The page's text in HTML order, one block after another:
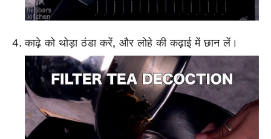
काढ़े को थोड़ा ठंडा करें, और लोहे की कढ़ाई में छान लें।